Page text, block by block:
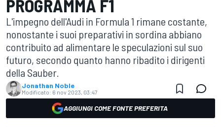
PROGRAMMA F1
L'impegno dell'Audi in Formula 1 rimane costante,
nonostante i suoi preparativi in sordina abbiano
contribuito ad alimentare le speculazioni sul suo
futuro, secondo quanto hanno ribadito i dirigenti
della Sauber.
Jonathan Noble
Modificato: 6 nov 2023, 03:47
AGGIUNGI COME FONTE PREFERITA